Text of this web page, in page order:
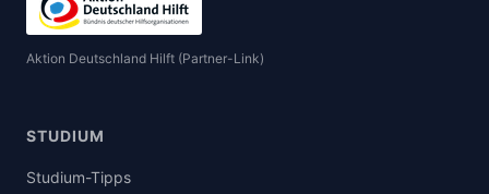
Aktion Deutschland Hilft (Partner-Link)
STUDIUM
Studium-Tipps